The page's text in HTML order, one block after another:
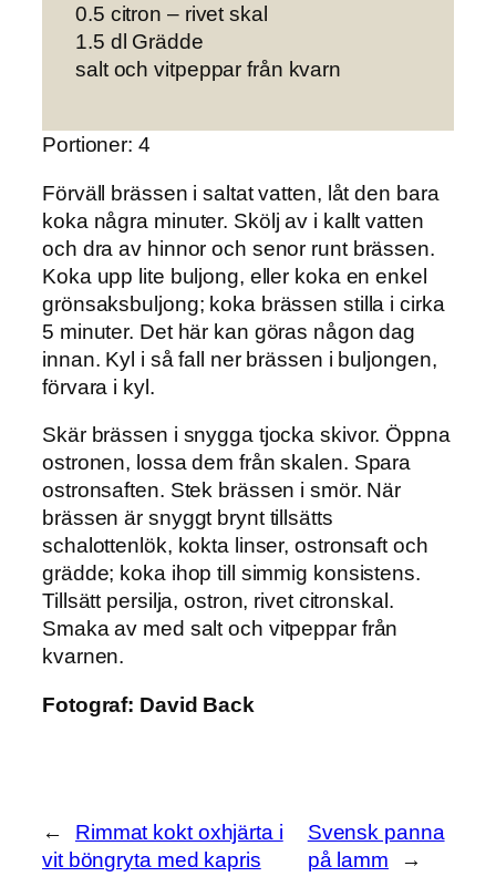
0.5 citron – rivet skal
1.5 dl Grädde
salt och vitpeppar från kvarn
Portioner: 4
Förväll brässen i saltat vatten, låt den bara
koka några minuter. Skölj av i kallt vatten
och dra av hinnor och senor runt brässen.
Koka upp lite buljong, eller koka en enkel
grönsaksbuljong; koka brässen stilla i cirka
5 minuter. Det här kan göras någon dag
innan. Kyl i så fall ner brässen i buljongen,
förvara i kyl.
Skär brässen i snygga tjocka skivor. Öppna
ostronen, lossa dem från skalen. Spara
ostronsaften. Stek brässen i smör. När
brässen är snyggt brynt tillsätts
schalottenlök, kokta linser, ostronsaft och
grädde; koka ihop till simmig konsistens.
Tillsätt persilja, ostron, rivet citronskal.
Smaka av med salt och vitpeppar från
kvarnen.
Fotograf: David Back
←
Rimmat kokt oxhjärta i
vit böngryta med kapris
Svensk panna
på lamm
→